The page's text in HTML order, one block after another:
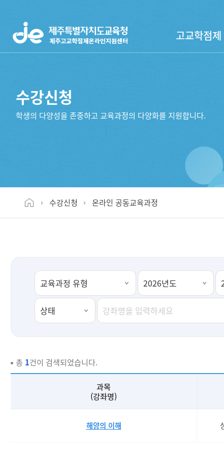
고교학점제
수강신청
학생의 다양성을 존중하고 교육과정의 다양화를 지원합니다.
수강신청 온라인 공동교육과정
총 1건이 검색되었습니다.
과목
(강좌명)
해양의 이해